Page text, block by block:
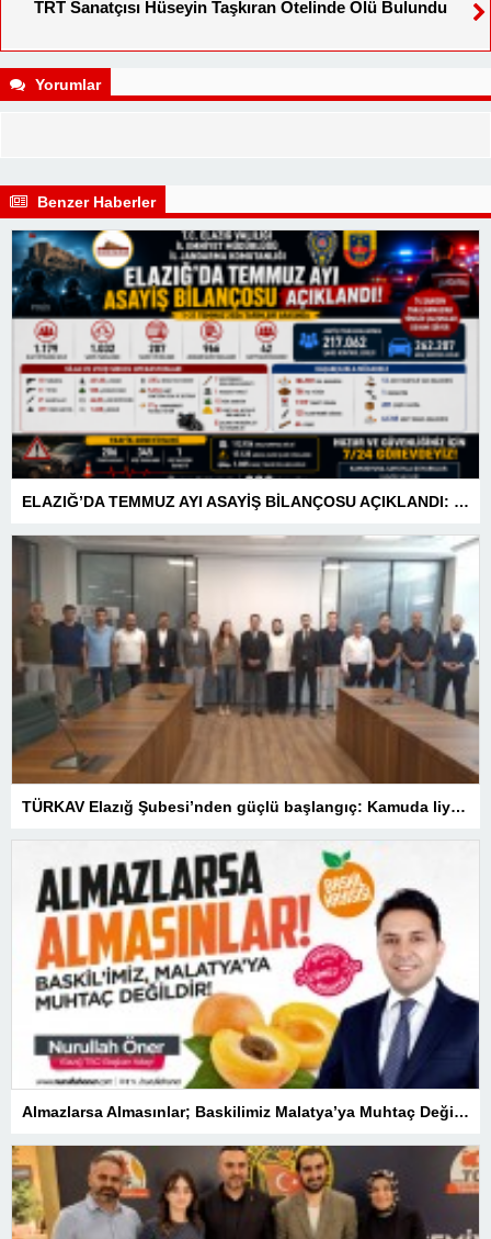
TRT Sanatçısı Hüseyin Taşkıran Otelinde Ölü Bulundu
Yorumlar
Benzer Haberler
ELAZIĞ’DA TEMMUZ AYI ASAYİŞ BİLANÇOSU AÇIKLANDI: 1 AYDA 1.032 ŞAHIS YAKALANDI, 207 TUTUKLAMA
TÜRKAV Elazığ Şubesi’nden güçlü başlangıç: Kamuda liyakatin en gür sesi olacağız
Almazlarsa Almasınlar; Baskilimiz Malatya’ya Muhtaç Değildir